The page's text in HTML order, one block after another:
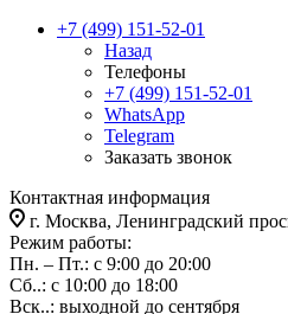
+7 (499) 151-52-01
Назад
Телефоны
+7 (499) 151-52-01
WhatsApp
Telegram
Заказать звонок
Контактная информация
г. Москва, Ленинградский
Режим работы:
Пн. – Пт.: с 9:00 до 20:00
Сб..: с 10:00 до 18:00
Вск..: выходной до сентября